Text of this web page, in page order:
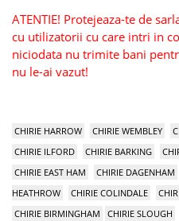
ATENTIE! Protejeaza-te de
cu utilizatorii cu care intri in
niciodata nu trimite bani
nu le-ai vazut!
CHIRIE HARROW CHIRIE WEMBLEY
CHIRIE ILFORD
CHIRIE BARKING
CHIRIE EAST HAM
CHIRIE DAGENHAM
HEATHROW
CHIRIE COLINDALE
CHIRIE BIRMINGHAM
CHIRIE SLOUGH